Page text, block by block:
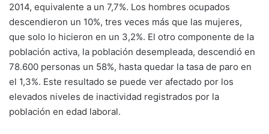
2014, equivalente a un 7,7%. Los hombres ocupados
descendieron un 10%, tres veces más que las mujeres,
que solo lo hicieron en un 3,2%. El otro componente de la
población activa, la población desempleada, descendió en
78.600 personas un 58%, hasta quedar la tasa de paro en
el 1,3%. Este resultado se puede ver afectado por los
elevados niveles de inactividad registrados por la
población en edad laboral.